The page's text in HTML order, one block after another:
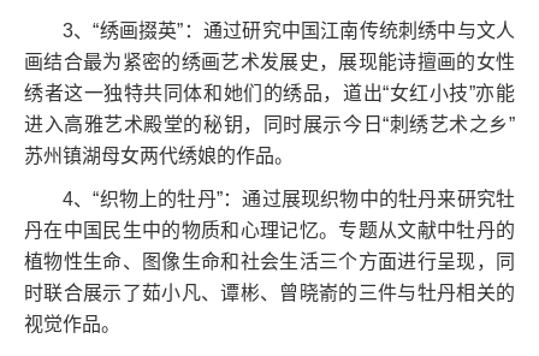
3、“绣画掇英”：通过研究中国江南传统刺绣中与文人
画结合最为紧密的绣画艺术发展史，展现能诗擅画的女性
绣者这一独特共同体和她们的绣品，道出“女红小技”亦能
进入高雅艺术殿堂的秘钥，同时展示今日“刺绣艺术之乡”
苏州镇湖母女两代绣娘的作品。
4、“织物上的牡丹”：通过展现织物中的牡丹来研究牡
丹在中国民生中的物质和心理记忆。专题从文献中牡丹的
植物性生命、图像生命和社会生活三个方面进行呈现，同
时联合展示了茹小凡、谭彬、曾晓嵛的三件与牡丹相关的
视觉作品。